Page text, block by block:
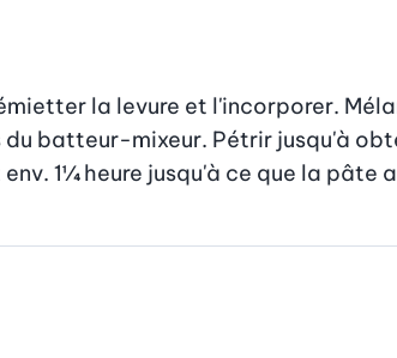
la levure et l'incorporer.
batteur-mixeur. Pétrir jusqu'à
1¼ heure jusqu'à ce que la pâte